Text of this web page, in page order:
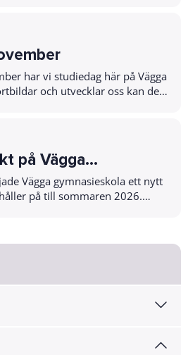
har vi studiedag här på Vägga
och utvecklar oss kan det
på Vägga
Vägga gymnasieskola ett nytt
på till sommaren 2026.